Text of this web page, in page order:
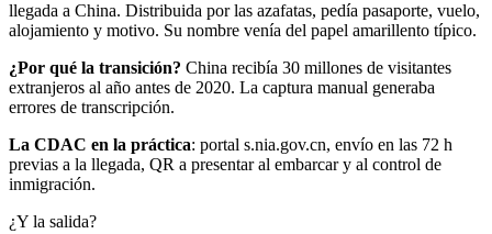
llegada a China. Distribuida por las azafatas, pedía pasaporte, vuelo,
alojamiento y motivo. Su nombre venía del papel amarillento típico.
¿Por qué la transición? China recibía 30 millones de visitantes
extranjeros al año antes de 2020. La captura manual generaba
errores de transcripción.
La CDAC en la práctica: portal s.nia.gov.cn, envío en las 72 h
previas a la llegada, QR a presentar al embarcar y al control de
inmigración.
¿Y la salida?